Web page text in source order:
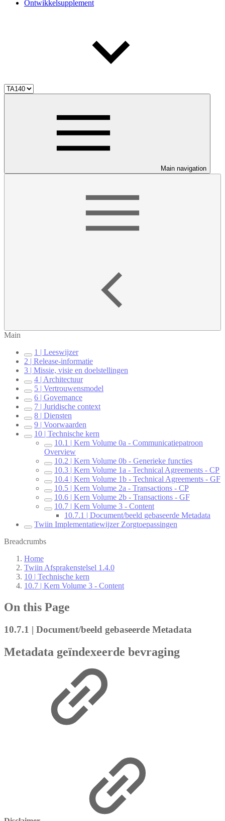
Ontwikkelsupplement
Main navigation
Main
1 | Leeswijzer
2 | Release-informatie
3 | Missie, visie en doelstellingen
4 | Architectuur
5 | Vertrouwensmodel
6 | Governance
7 | Juridische context
8 | Diensten
9 | Voorwaarden
10 | Technische kern
10.1 | Kern Volume 0a - Communicatiepatroon
Overview
10.2 | Kern Volume 0b - Generieke functies
10.3 | Kern Volume 1a - Technical Agreements - CP
10.4 | Kern Volume 1b - Technical Agreements - GF
10.5 | Kern Volume 2a - Transactions - CP
10.6 | Kern Volume 2b - Transactions - GF
10.7 | Kern Volume 3 - Content
10.7.1 | Document/beeld gebaseerde Metadata
Twiin Implementatiewijzer Zorgtoepassingen
Breadcrumbs
Home
Twiin Afsprakenstelsel 1.4.0
10 | Technische kern
10.7 | Kern Volume 3 - Content
On this Page
10.7.1 | Document/beeld gebaseerde Metadata
Metadata geïndexeerde bevraging